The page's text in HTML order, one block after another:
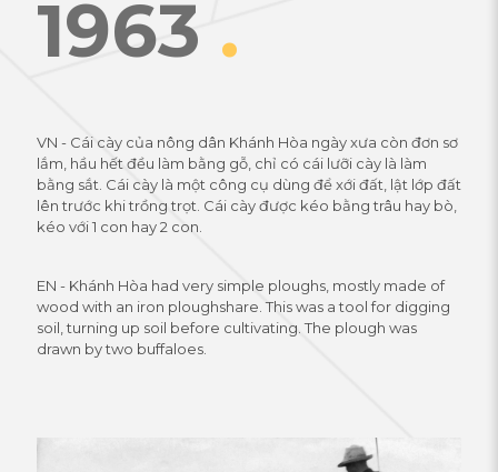
1963 .
VN - Cái cày của nông dân Khánh Hòa ngày xưa còn đơn sơ
lắm, hầu hết đều làm bằng gỗ, chỉ có cái lưỡi cày là làm
bằng sắt. Cái cày là một công cụ dùng để xới đất, lật lớp đất
lên trước khi trồng trọt. Cái cày được kéo bằng trâu hay bò,
kéo với 1 con hay 2 con.
EN - Khánh Hòa had very simple ploughs, mostly made of
wood with an iron ploughshare. This was a tool for digging
soil, turning up soil before cultivating. The plough was
drawn by two buffaloes.